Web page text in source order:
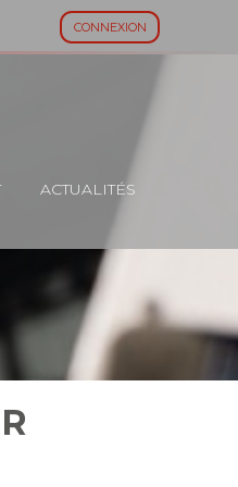
CONNEXION
ACTUALITÉS